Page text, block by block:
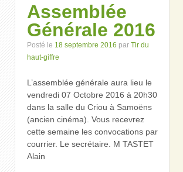
Assemblée
Générale 2016
Posté le 18 septembre 2016 par Tir du
haut-giffre
L’assemblée générale aura lieu le
vendredi 07 Octobre 2016 à 20h30
dans la salle du Criou à Samoëns
(ancien cinéma). Vous recevrez
cette semaine les convocations par
courrier. Le secrétaire. M TASTET
Alain